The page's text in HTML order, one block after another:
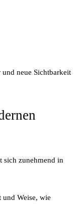
neue Sichtbarkeit
sich zunehmend in
und Weise, wie